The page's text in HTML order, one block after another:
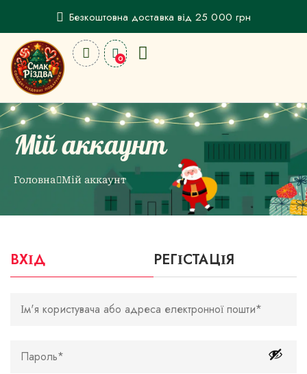
Безкоштовна доставка від 25 000 грн
0
Мій аккаунт
Головна Мій аккаунт
ВХІД РЕГІСТАЦІЯ